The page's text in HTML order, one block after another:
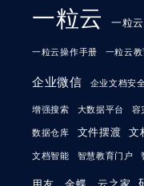
一粒云 一粒
一粒云操作手册 一粒云教
企业微信 企业文档安
增强搜索 大数据平台 容
数据仓库 文件摆渡 文
文档智能 智慧教育门户